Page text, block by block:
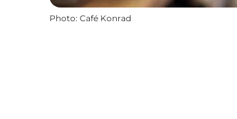
Photo: Café Konrad